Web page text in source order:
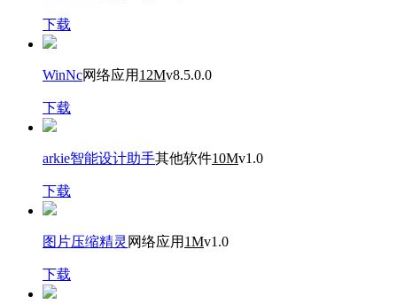
下载
WinNc网络应用 12Mv8.5.0.0
下载
arkie智能设计助手其他软件10Mv1.0
下载
图片压缩精灵 网络应用 1Mv1.0
下载